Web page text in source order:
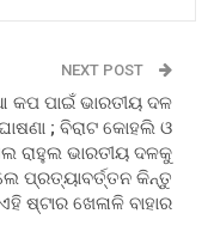
NEXT POST
କପ ପାଇଁ ଭାରତୀୟ ଦଳ
; ବିରାଟ କୋହଲି ଓ
ରାହୁଲ ଭାରତୀୟ ଦଳକୁ
ପ୍ରତ୍ୟାବର୍ତ୍ତନ କିନ୍ତୁ
ଷ୍ଟାର ଖେଳାଳି ବାହାର